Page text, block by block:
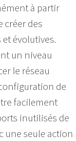
à partir
créer des
évolutives.
un niveau
le réseau
de
facilement
inutilisés de
une seule action